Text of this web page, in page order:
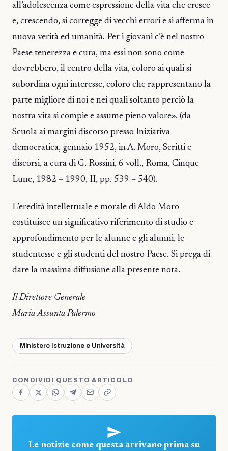
all’adolescenza come espressione della vita che cresce
e, crescendo, si corregge di vecchi errori e si afferma in
nuova verità ed umanità. Per i giovani c’è nel nostro
Paese tenerezza e cura, ma essi non sono come
dovrebbero, il centro della vita, coloro ai quali si
subordina ogni interesse, coloro che rappresentano la
parte migliore di noi e nei quali soltanto perciò la
nostra vita si compie e assume pieno valore». (da
Scuola ai margini discorso presso Iniziativa
democratica, gennaio 1952, in A. Moro, Scritti e
discorsi, a cura di G. Rossini, 6 voll., Roma, Cinque
Lune, 1982 – 1990, II, pp. 539 – 540).
L’eredità intellettuale e morale di Aldo Moro
costituisce un significativo riferimento di studio e
approfondimento per le alunne e gli alunni, le
studentesse e gli studenti del nostro Paese. Si prega di
dare la massima diffusione alla presente nota.
Il Direttore Generale
Maria Assunta Palermo
Ministero Istruzione e Università
CONDIVIDI QUESTO ARTICOLO
Le notizie come questa arrivano prima su